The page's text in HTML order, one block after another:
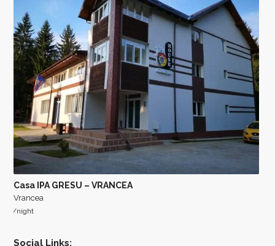
Casa IPA GRESU – VRANCEA
Vrancea
/night
Social Links: